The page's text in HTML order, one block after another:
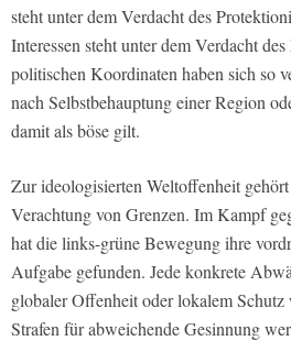
steht unter dem Verdacht des
Interessen steht unter dem Verdacht
politischen Koordinaten haben sich so
nach Selbstbehauptung einer Region
damit als böse gilt.
Zur ideologisierten Weltoffenheit
Verachtung von Grenzen. Im Kampf
hat die links-grüne Bewegung ihre
Aufgabe gefunden. Jede konkrete
globaler Offenheit oder lokalem
Strafen für abweichende Gesinnung